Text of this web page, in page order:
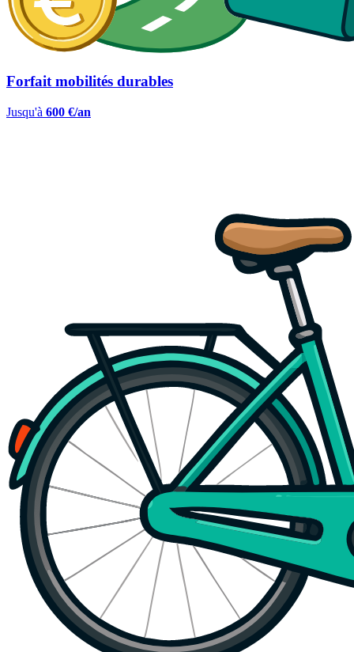
Forfait mobilités durables
Jusqu'à 600 €/an